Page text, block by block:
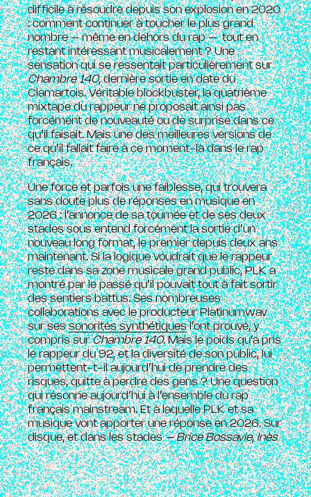
difficile à résoudre depuis son explosion en 2020
: comment continuer à toucher le plus grand
nombre – même en dehors du rap – tout en
restant intéressant musicalement ? Une
sensation qui se ressentait particulièrement sur
Chambre 140, dernière sortie en date du
Clamartois. Véritable blockbuster, la quatrième
mixtape du rappeur ne proposait ainsi pas
forcément de nouveauté ou de surprise dans ce
qu’il faisait. Mais une des meilleures versions de
ce qu’il fallait faire à ce moment-là dans le rap
français.
Une force et parfois une faiblesse, qui trouvera
sans doute plus de réponses en musique en
2026 : l’annonce de sa tournée et de ses deux
stades sous entend forcément la sortie d’un
nouveau long format, le premier depuis deux ans
maintenant. Si la logique voudrait que le rappeur
reste dans sa zone musicale grand public, PLK a
montré par le passé qu’il pouvait tout à fait sortir
des sentiers battus. Ses nombreuses
collaborations avec le producteur Platinumwav
sur sessonorités synthétiquesl’ont prouvé, y
compris surChambre 140. Mais le poids qu’a pris
le rappeur du 92, et la diversité de son public, lui
permettent-t-il aujourd’hui de prendre des
risques, quitte à perdre des gens ? Une question
qui résonne aujourd’hui à l’ensemble du rap
français mainstream. Et à laquelle PLK et sa
musique vont apporter une réponse en 2026. Sur
disque, et dans les stades–Brice Bossavie, Inès